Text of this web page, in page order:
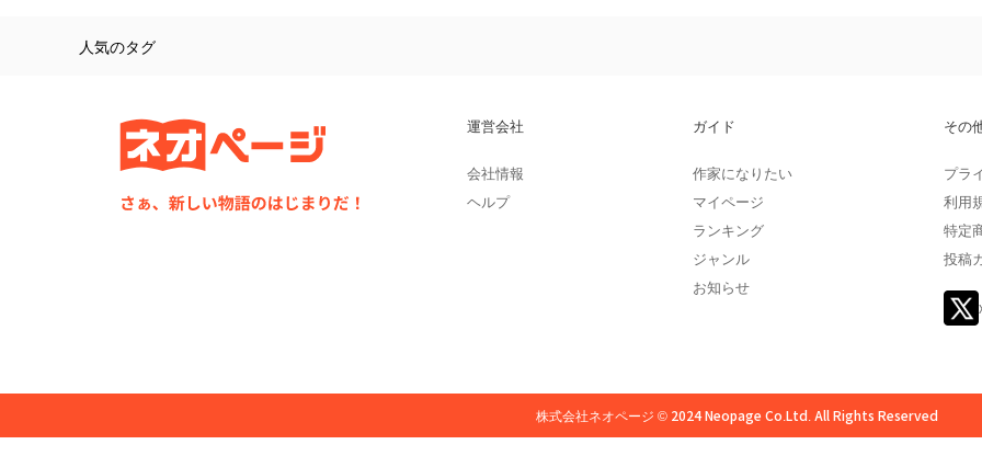
人気のタグ
運営会社
会社情報
ヘルプ
ガイド
作家になりたい
マイページ
ランキング
ジャンル
お知らせ
その
プラ
利用
特定
投稿
株式会社ネオページ © 2024 Neopage Co.Ltd. All Rights Reserved